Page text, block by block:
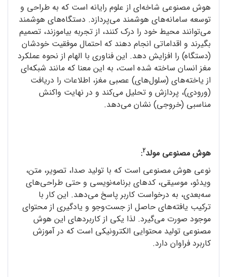
هوش مصنوعی شاخه‌ای از علوم رایانه است که به طراحی و
توسعه‌ سامانه‌‌های هوشمند می‌پردازد. دستگاه‌های هوشمند
می‌توانند محیط خود را درک کنند، از تجربه بیاموزند، تصمیم‌
بگیرند و اقداماتی انجام دهند که احتمال موفقیت خودشان
(دستگاه) را افزایش دهد. این فناوری با الهام از نحوه‌ عملکرد
مغز انسان ساخته شده است، به این معنا که مانند شبکه‌ای
از یاخته‌های (سلول‌های) عصبی مغز، اطلاعات را دریافت
(ورودی)، پردازش و تحلیل می‌کند و در نهایت واکنش
مناسبی (خروجی) نشان می‌دهد.
هوش مصنوعی مولد2
:
نوعی هوش مصنوعی است که با تولید صدا، تصویر، متن،
ویدئو، موسیقی، کدهای برنامه‌نویسی و حتی طراحی‌های
سه‌بعدی، به درخواست کاربر پاسخ می‌دهد. این کار با
ترکیب یافته‌های حاصل از جست‌وجو و یادگیری از محتوای
موجود صورت می‌گیرد. لذا یکی از کاربردهای این هوش
مصنوعی تولید محتوایی الکترونیکی است که در آموزش
کاربرد فراوان دارد.